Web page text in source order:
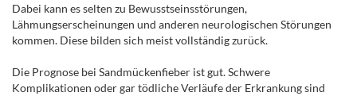
Dabei kann es selten zu Bewusstseinsstörungen,
Lähmungserscheinungen und anderen neurologischen Störungen
kommen. Diese bilden sich meist vollständig zurück.
Die Prognose bei Sandmückenfieber ist gut. Schwere
Komplikationen oder gar tödliche Verläufe der Erkrankung sind